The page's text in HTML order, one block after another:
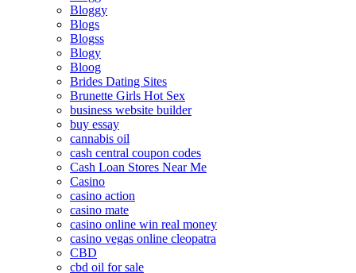
Bloggy
Blogs
Blogss
Blogy
Bloog
Brides Dating Sites
Brunette Girls Hot Sex
business website builder
buy essay
cannabis oil
cash central coupon codes
Cash Loan Stores Near Me
Casino
casino action
casino mate
casino online win real money
casino vegas online cleopatra
CBD
cbd oil for sale